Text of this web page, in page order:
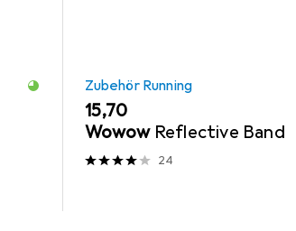
Zubehör Running
EUR
15,70
Wowow Reflective Band
24